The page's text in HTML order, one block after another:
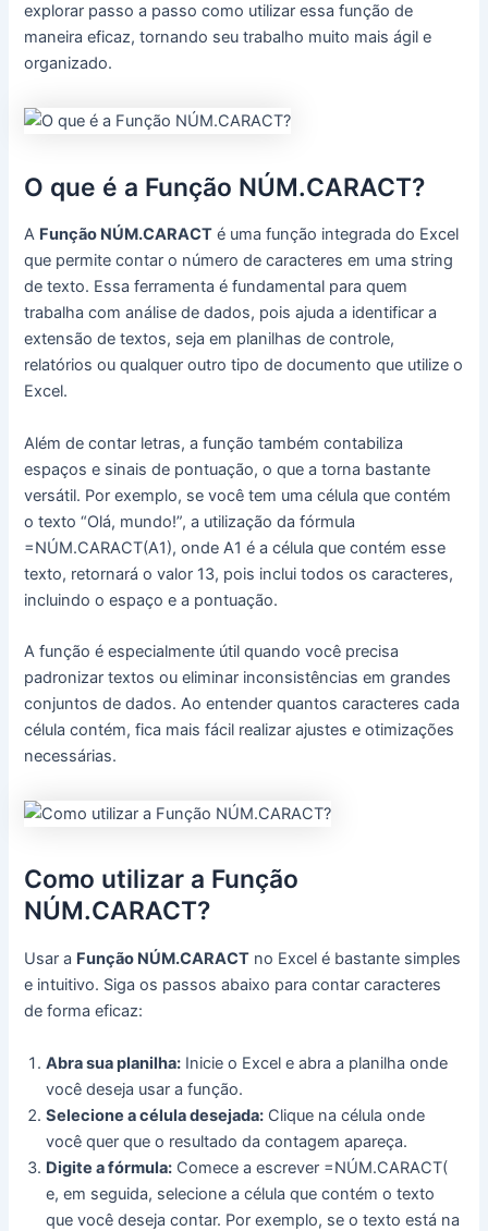
explorar passo a passo como utilizar essa função de
maneira eficaz, tornando seu trabalho muito mais ágil e
organizado.
O que é a Função NÚM.CARACT?
A Função NÚM.CARACT é uma função integrada do Excel
que permite contar o número de caracteres em uma string
de texto. Essa ferramenta é fundamental para quem
trabalha com análise de dados, pois ajuda a identificar a
extensão de textos, seja em planilhas de controle,
relatórios ou qualquer outro tipo de documento que utilize o
Excel.
Além de contar letras, a função também contabiliza
espaços e sinais de pontuação, o que a torna bastante
versátil. Por exemplo, se você tem uma célula que contém
o texto “Olá, mundo!”, a utilização da fórmula
=NÚM.CARACT(A1), onde A1 é a célula que contém esse
texto, retornará o valor 13, pois inclui todos os caracteres,
incluindo o espaço e a pontuação.
A função é especialmente útil quando você precisa
padronizar textos ou eliminar inconsistências em grandes
conjuntos de dados. Ao entender quantos caracteres cada
célula contém, fica mais fácil realizar ajustes e otimizações
necessárias.
Como utilizar a Função
NÚM.CARACT?
Usar a Função NÚM.CARACT no Excel é bastante simples
e intuitivo. Siga os passos abaixo para contar caracteres
de forma eficaz:
Abra sua planilha: Inicie o Excel e abra a planilha onde
você deseja usar a função.
Selecione a célula desejada: Clique na célula onde
você quer que o resultado da contagem apareça.
Digite a fórmula: Comece a escrever =NÚM.CARACT(
e, em seguida, selecione a célula que contém o texto
que você deseja contar. Por exemplo, se o texto está na